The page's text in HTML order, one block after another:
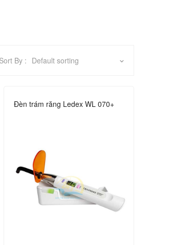
Sort By : Default sorting
Đèn trám răng Ledex WL 070+